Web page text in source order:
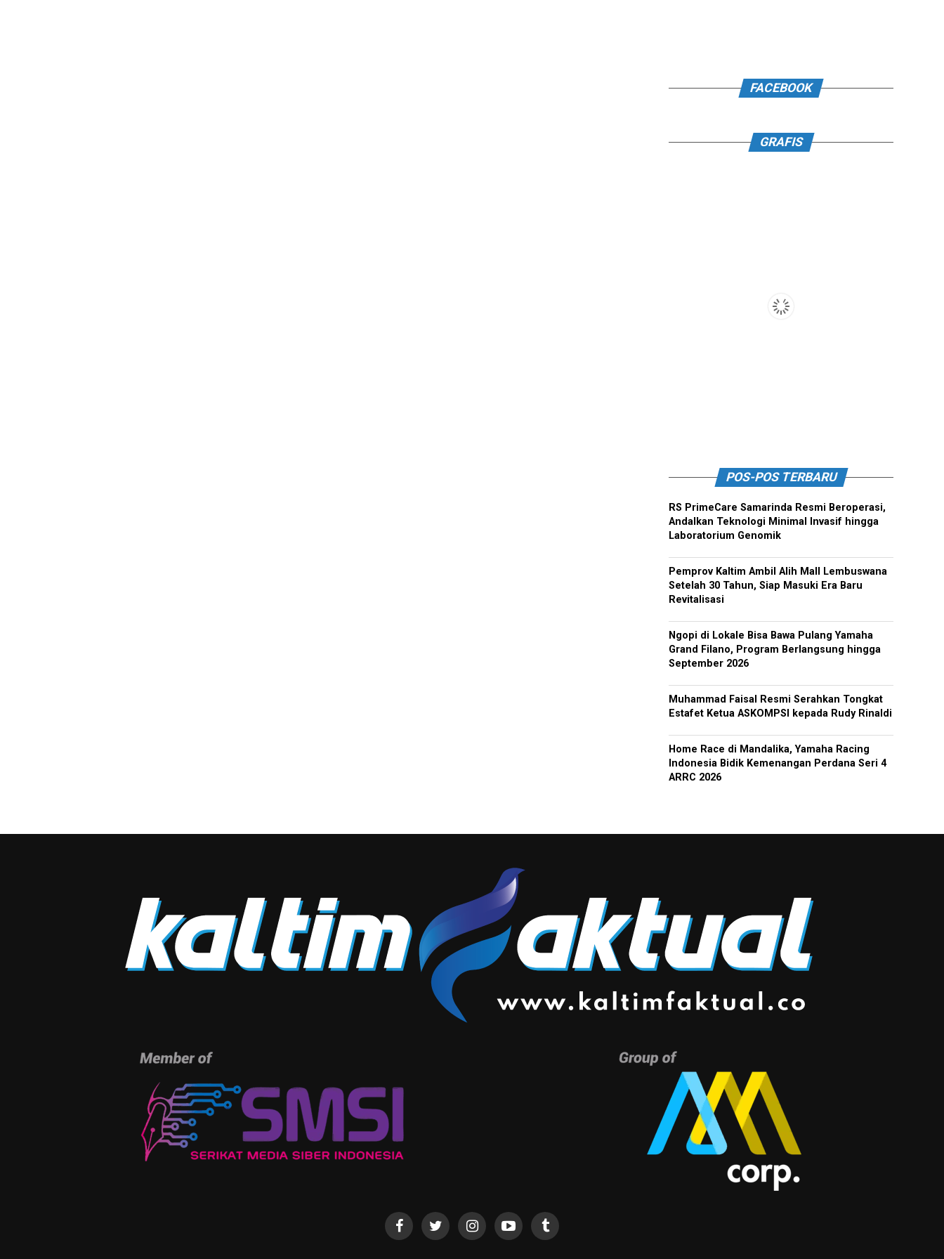
FACEBOOK
GRAFIS
POS-POS TERBARU
RS PrimeCare Samarinda Resmi Beroperasi,
Andalkan Teknologi Minimal Invasif hingga
Laboratorium Genomik
Pemprov Kaltim Ambil Alih Mall Lembuswana
Setelah 30 Tahun, Siap Masuki Era Baru
Revitalisasi
Ngopi di Lokale Bisa Bawa Pulang Yamaha
Grand Filano, Program Berlangsung hingga
September 2026
Muhammad Faisal Resmi Serahkan Tongkat
Estafet Ketua ASKOMPSI kepada Rudy Rinaldi
Home Race di Mandalika, Yamaha Racing
Indonesia Bidik Kemenangan Perdana Seri 4
ARRC 2026